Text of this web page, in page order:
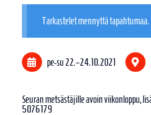
Tarkastelet mennyttä tapahtumaa.
pe-su 22.–24.10.2021
Seuran metsästäjille avoin viikonloppu,
5076179